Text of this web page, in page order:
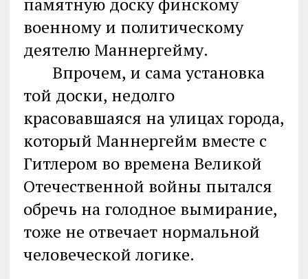
военному и политическому
деятелю Маннергейму.
Впрочем, и сама установка
той доски, недолго
красовавшаяся на улицах города,
который Маннергейм вместе с
Гитлером во времена Великой
Отечественной войны пытался
обречь на голодное вымирание,
тоже не отвечает нормальной
человеческой логике.